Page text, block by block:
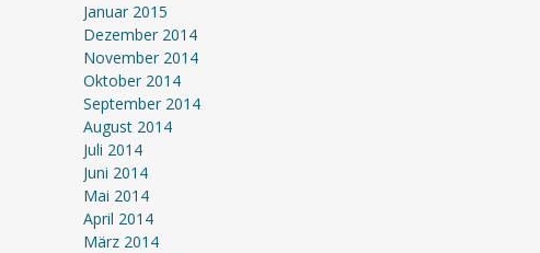
Januar 2015
Dezember 2014
November 2014
Oktober 2014
September 2014
August 2014
Juli 2014
Juni 2014
Mai 2014
April 2014
März 2014